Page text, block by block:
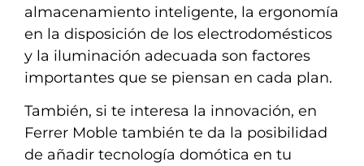
almacenamiento inteligente, la ergonomía
en la disposición de los electrodomésticos
y la iluminación adecuada son factores
importantes que se piensan en cada plan.
También, si te interesa la innovación, en
Ferrer Moble también te da la posibilidad
de añadir tecnología domótica en tu